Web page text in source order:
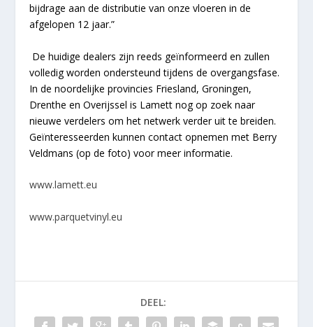
bijdrage aan de distributie van onze vloeren in de
afgelopen 12 jaar.”
De huidige dealers zijn reeds geïnformeerd en zullen
volledig worden ondersteund tijdens de overgangsfase.
In de noordelijke provincies Friesland, Groningen,
Drenthe en Overijssel is Lamett nog op zoek naar
nieuwe verdelers om het netwerk verder uit te breiden.
Geïnteresseerden kunnen contact opnemen met Berry
Veldmans (op de foto) voor meer informatie.
www.lamett.eu
www.parquetvinyl.eu
DEEL: